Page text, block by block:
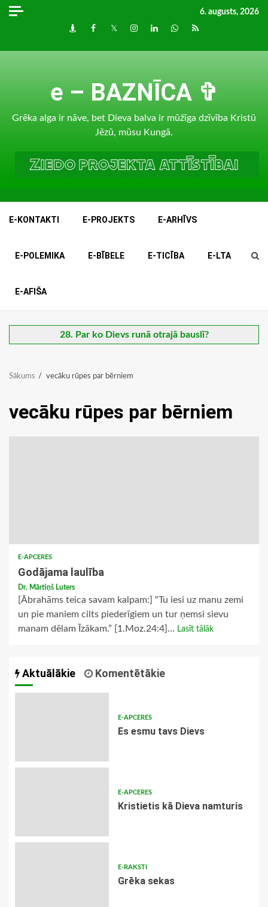
Skip
6. augusts, 2026
DraugiemFacebook
TwitterInstagram
LinkedInwhatsapp
RSS
e – BAZNĪCA ✞
Grēka alga ir nāve, bet Dieva balva ir mūžīga dzīvība Kristū
Jēzū, mūsu Kungā.
E-KONTAKTI E-PROJEKTS E-ARHĪVS
E-POLEMIKA E-BĪBELE E-TICĪBA E-LTA
E-AFIŠA
28. Par ko Dievs runā otrajā bauslī?
Sākums vecāku rūpes par bērniem
vecāku rūpes par bērniem
E-APCERES
Godājama laulība
Dr. Mārtiņš Luters
[Ābrahāms teica savam kalpam:] “Tu iesi uz manu zemi
un pie maniem cilts piederīgiem un tur ņemsi sievu
manam dēlam Īzākam.” [1.Moz.24:4]... Lasīt tālāk
Aktuālākie Komentētākie
E-APCERES
Es esmu tavs Dievs
E-APCERES
Kristietis kā Dieva namturis
E-RAKSTI
Grēka sekas